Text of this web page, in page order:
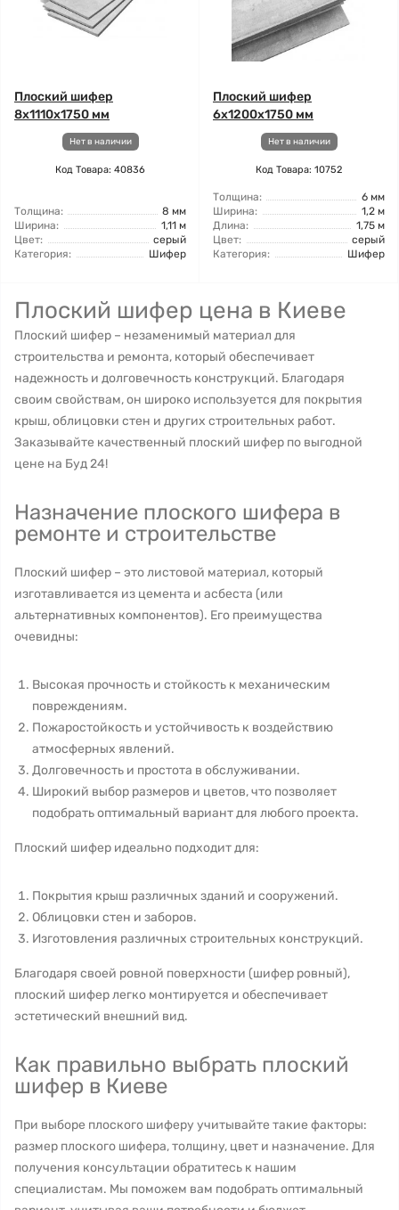
Плоский шифер
8x1110x1750 мм
Нет в наличии
Код Товара: 40836
Толщина:
8 мм
Ширина:
1,11 м
Цвет:
серый
Категория:
Шифер
Плоский шифер
6x1200x1750 мм
Нет в наличии
Код Товара: 10752
Толщина:
6 мм
Ширина:
1,2 м
Длина:
1,75 м
Цвет:
серый
Категория:
Шифер
Плоский шифер цена в Киеве
Плоский шифер – незаменимый материал для
строительства и ремонта, который обеспечивает
надежность и долговечность конструкций. Благодаря
своим свойствам, он широко используется для покрытия
крыш, облицовки стен и других строительных работ.
Заказывайте качественный плоский шифер по выгодной
цене на Буд 24!
Назначение плоского шифера в
ремонте и строительстве
Плоский шифер – это листовой материал, который
изготавливается из цемента и асбеста (или
альтернативных компонентов). Его преимущества
очевидны:
Высокая прочность и стойкость к механическим
повреждениям.
Пожаростойкость и устойчивость к воздействию
атмосферных явлений.
Долговечность и простота в обслуживании.
Широкий выбор размеров и цветов, что позволяет
подобрать оптимальный вариант для любого проекта.
Плоский шифер идеально подходит для:
Покрытия крыш различных зданий и сооружений.
Облицовки стен и заборов.
Изготовления различных строительных конструкций.
Благодаря своей ровной поверхности (шифер ровный),
плоский шифер легко монтируется и обеспечивает
эстетический внешний вид.
Как правильно выбрать плоский
шифер в Киеве
При выборе плоского шиферу учитывайте такие факторы:
размер плоского шифера, толщину, цвет и назначение. Для
получения консультации обратитесь к нашим
специалистам. Мы поможем вам подобрать оптимальный